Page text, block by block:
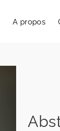
A propos